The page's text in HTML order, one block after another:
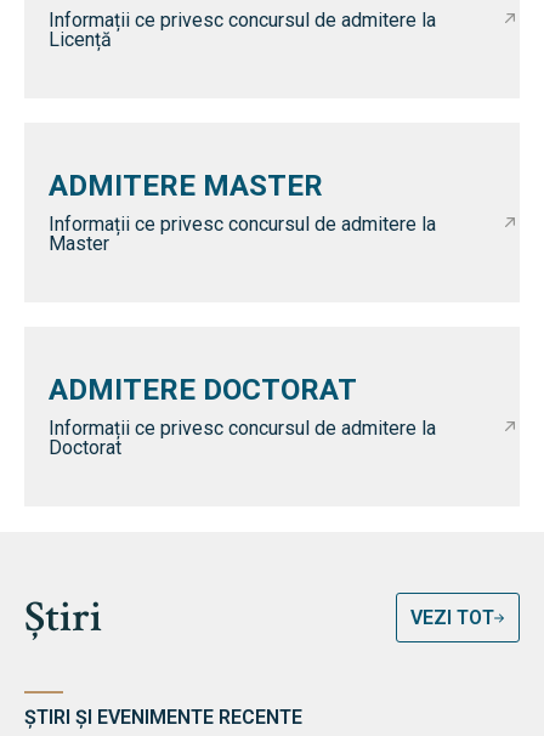
Informații ce privesc concursul de admitere la
Licență
ADMITERE MASTER
Informații ce privesc concursul de admitere la
Master
ADMITERE DOCTORAT
Informații ce privesc concursul de admitere la
Doctorat
Știri VEZI TOT
ȘTIRI ȘI EVENIMENTE RECENTE